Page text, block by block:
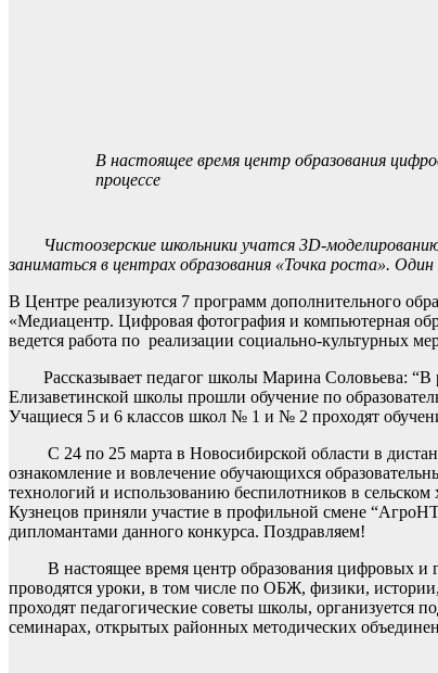
В настоящее время центр образования
процессе
Чистоозерские школьники учатся 3D-
заниматься в центрах образования «Точка роста».
В Центре реализуются 7 программ дополнительного
«Медиацентр. Цифровая фотография и компьютерная
ведется работа по реализации социально-культурных
Рассказывает педагог школы Марина Соловьева: “В
Елизаветинской школы прошли обучение по
Учащиеся 5 и 6 классов школ № 1 и № 2 проходят
С 24 по 25 марта в Новосибирской области в
ознакомление и вовлечение обучающихся
технологий и использованию беспилотников в
Кузнецов приняли участие в профильной смене
дипломантами данного конкурса. Поздравляем!
В настоящее время центр образования цифровых и
проводятся уроки, в том числе по ОБЖ, физики,
проходят педагогические советы школы, организуется
семинарах, открытых районных методических